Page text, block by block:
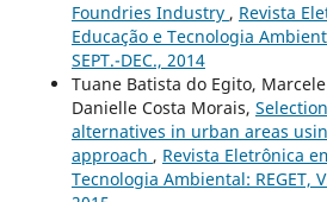
Foundries Industry , Revista
Educação e Tecnologia
SEPT.-DEC., 2014
Tuane Batista do Egito,
Danielle Costa Morais,
alternatives in urban areas
approach , Revista Eletrônica
Tecnologia Ambiental: REGET,